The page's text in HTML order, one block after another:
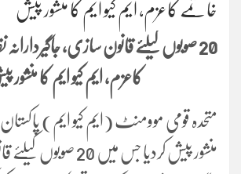
خاتمے کاعزم، ایم کیو ایم کا منشور پیش
20 صوبوں کیلئے قانون سازی،
کاعزم، ایم کیو ایم کا منشور
متحدہ قومی موومنٹ (ایم کیو ایم) پاکستان
منشور پیش کردیا جس میں 20